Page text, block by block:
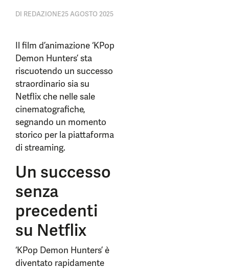
DI REDAZIONE25 AGOSTO 2025
Il film d’animazione ‘KPop
Demon Hunters’ sta
riscuotendo un successo
straordinario sia su
Netflix che nelle sale
cinematografiche,
segnando un momento
storico per la piattaforma
di streaming.
Un successo
senza
precedenti
su Netflix
‘KPop Demon Hunters’ è
diventato rapidamente